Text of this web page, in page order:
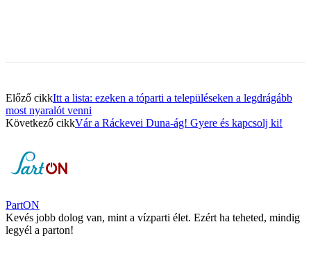
Előző cikkItt a lista: ezeken a tóparti a településeken a legdrágább
most nyaralót venni
Következő cikkVár a Ráckevei Duna-ág! Gyere és kapcsolj ki!
PartON
Kevés jobb dolog van, mint a vízparti élet. Ezért ha teheted, mindig
legyél a parton!